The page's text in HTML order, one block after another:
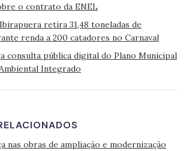
o contrato da ENEL
retira 31,48 toneladas de
renda a 200 catadores no Carnaval
consulta pública digital do Plano Municipal
Integrado
nas obras de ampliação e modernização